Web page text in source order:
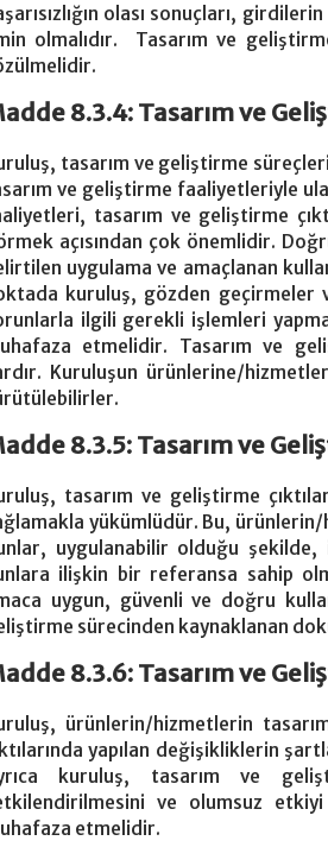
olası sonuçları,
olmalıdır. Tasarım ve
8.3.4: Tasarım ve
tasarım ve geliştirme
ve geliştirme faaliyetleriyle
tasarım ve geliştirme
açısından çok önemlidir.
uygulama ve amaçlanan
kuruluş, gözden geçirmeler
ilgili gerekli işlemleri
etmelidir. Tasarım ve
Kuruluşun ürünlerine/
8.3.5: Tasarım ve
tasarım ve geliştirme
yükümlüdür. Bu,
uygulanabilir olduğu
ilişkin bir referansa sahip
uygun, güvenli ve doğru
sürecinden kaynaklanan
8.3.6: Tasarım ve
ürünlerin/hizmetlerin
yapılan değişikliklerin
kuruluş, tasarım ve
ve olumsuz
etmelidir.